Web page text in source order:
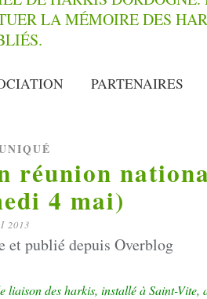
PARTENAIRES
réunion
4 mai)
2013
et publié depuis Overblog
liaison des harkis, installé à Saint-Vite,